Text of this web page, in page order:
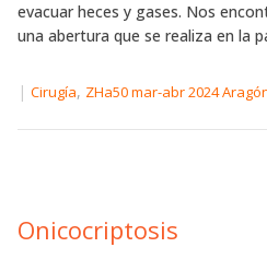
evacuar heces y gases. Nos
una abertura que se realiza en la
| Cirugía, ZHa50 mar-abr 2024
Onicocriptosis